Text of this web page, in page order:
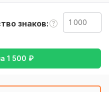
знаков
1 500 ₽